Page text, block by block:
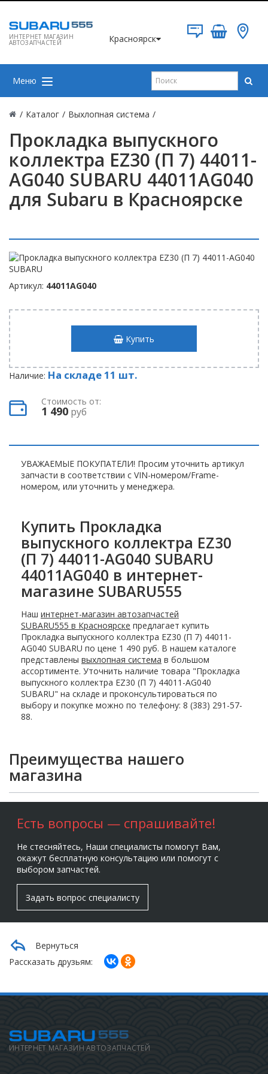
ИНТЕРНЕТ МАГАЗИН
АВТОЗАПЧАСТЕЙ Красноярск
Меню
/ Каталог / Выхлопная система /
Прокладка выпускного
коллектра EZ30 (П 7) 44011-
AG040 SUBARU 44011AG040
для Subaru в Красноярске
Артикул: 44011AG040
Купить
Наличие: На складе 11 шт.
Стоимость от:
1 490 руб
УВАЖАЕМЫЕ ПОКУПАТЕЛИ! Просим уточнить артикул
запчасти в соответствии с VIN-номером/Frame-
номером, или уточнить у менеджера.
Купить Прокладка
выпускного коллектра EZ30
(П 7) 44011-AG040 SUBARU
44011AG040 в интернет-
магазине SUBARU555
Наш интернет-магазин автозапчастей
SUBARU555 в Красноярске предлагает купить
Прокладка выпускного коллектра EZ30 (П 7) 44011-
AG040 SUBARU по цене 1 490 руб. В нашем каталоге
представлены выхлопная система в большом
ассортименте. Уточнить наличие товара "Прокладка
выпускного коллектра EZ30 (П 7) 44011-AG040
SUBARU" на складе и проконсультироваться по
выбору и покупке можно по телефону: 8 (383) 291-57-
88.
Преимущества нашего
магазина
Есть вопросы — спрашивайте!
Не стесняйтесь, Наши специалисты помогут Вам,
окажут бесплатную консультацию или помогут с
выбором запчастей.
Задать вопрос специалисту
Вернуться
Рассказать друзьям:
ИНТЕРНЕТ МАГАЗИН АВТОЗАПЧАСТЕЙ